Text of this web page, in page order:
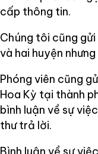
cấp thông tin.
Chúng tôi cũng
và hai huyện
Phóng viên cũng
Hoa Kỳ tại thành
bình luận về sự
thư trả lời.